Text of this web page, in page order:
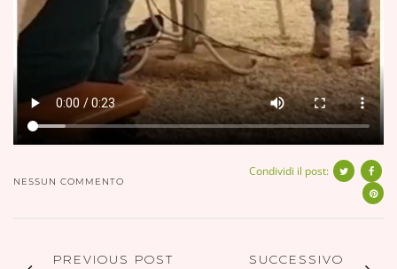
NESSUN COMMENTO
Condividi il post:
PREVIOUS POST SUCCESSIVO